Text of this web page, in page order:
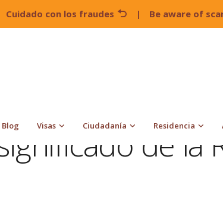
Cuidado con los fraudes | Be aware of
Blog Visas Ciudadanía Residencia
de la